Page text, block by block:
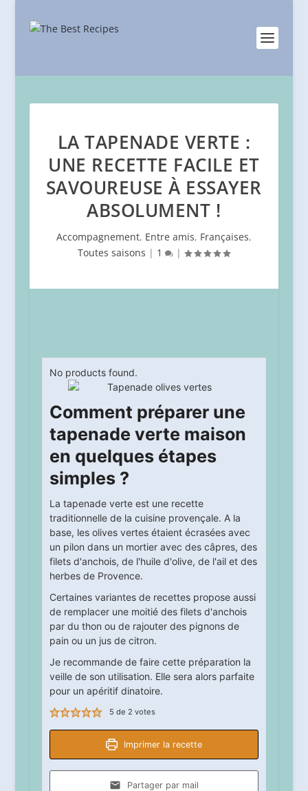
LA TAPENADE VERTE :
UNE RECETTE FACILE ET
SAVOUREUSE À ESSAYER
ABSOLUMENT !
Accompagnement, Entre amis, Françaises,
Toutes saisons | 1 |
No products found.
Comment préparer une
tapenade verte maison
en quelques étapes
simples ?
La tapenade verte est une recette
traditionnelle de la cuisine provençale. A la
base, les olives vertes étaient écrasées avec
un pilon dans un mortier avec des câpres, des
filets d'anchois, de l'huile d'olive, de l'ail et des
herbes de Provence.
Certaines variantes de recettes propose aussi
de remplacer une moitié des filets d'anchois
par du thon ou de rajouter des pignons de
pain ou un jus de citron.
Je recommande de faire cette préparation la
veille de son utilisation. Elle sera alors parfaite
pour un apéritif dinatoire.
5 de 2 votes
Imprimer la recette
Partager par mail